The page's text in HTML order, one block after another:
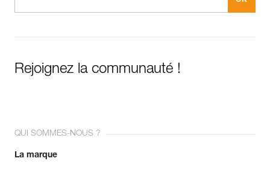
Rejoignez la communauté !
QUI SOMMES-NOUS ?
La marque